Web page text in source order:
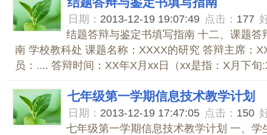
日期： 2013-12-19 19:07:49 点击： 177
结题答辩与鉴定书填写指南 十二、课题答
南 学校教科处 课题名称：XXXX的研究 答辩主席：
员：.... 答辩时间：XX年X月xx日（xx是指：X月下旬
七年级第一学期信息技术教学计划
日期： 2013-12-19 17:47:05 点击： 150
七年级第一学期信息技术教学计划 一、学